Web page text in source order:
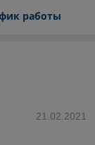
работы
21.02.2021